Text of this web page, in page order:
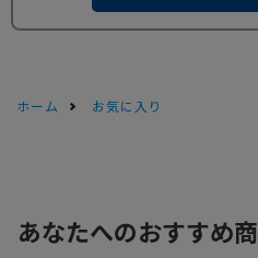
ホーム お気に入り